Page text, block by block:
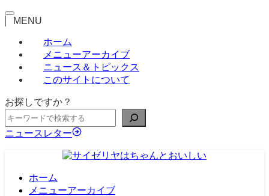
MENU
ホーム
メニューアーカイブ
ニュース＆トピックス
このサイトについて
お探しですか？
ニュースレター
ホーム
メニューアーカイブ